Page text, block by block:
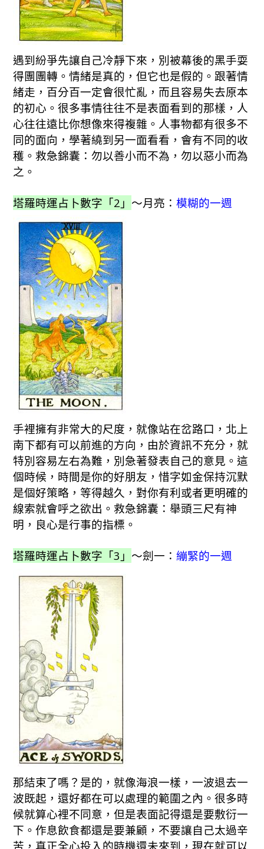
遇到紛爭先讓自己冷靜下來，別被幕後的黑手耍
得團團轉。情緒是真的，但它也是假的。跟著情
緒走，百分百一定會很忙亂，而且容易失去原本
的初心。很多事情往往不是表面看到的那樣，人
心往往遠比你想像來得複雜。人事物都有很多不
同的面向，學著繞到另一面看看，會有不同的收
穫。救急錦囊：勿以善小而不為，勿以惡小而為
之。
塔羅時運占卜數字「2」 ～月亮： 模糊的一週
手裡擁有非常大的尺度，就像站在岔路口，北上
南下都有可以前進的方向，由於資訊不充分，就
特別容易左右為難，別急著發表自己的意見。這
個時候，時間是你的好朋友，惜字如金保持沉默
是個好策略，等得越久，對你有利或者更明確的
線索就會呼之欲出。救急錦囊：舉頭三尺有神
明，良心是行事的指標。
塔羅時運占卜數字「3」 ～劍一： 繃緊的一週
那結束了嗎？是的，就像海浪一樣，一波退去一
波既起，還好都在可以處理的範圍之內。很多時
候就算心裡不同意，但是表面記得還是要敷衍一
下。作息飲食都還是要兼顧，不要讓自己太過辛
苦，真正全心投入的時機還未來到，現在就可以